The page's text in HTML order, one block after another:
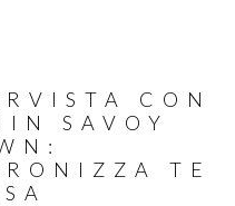
CON
SAVOY
TE